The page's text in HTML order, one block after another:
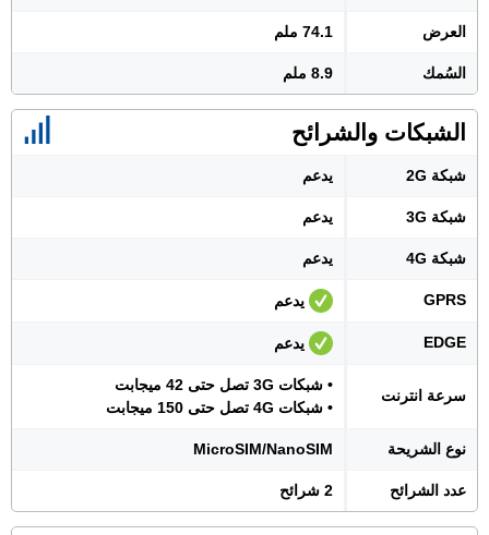
العرض 74.1 ملم
السُمك 8.9 ملم
الشبكات والشرائح
شبكة 2G يدعم
شبكة 3G يدعم
شبكة 4G يدعم
GPRS يدعم
EDGE يدعم
سرعة انترنت
• شبكات 3G تصل حتى 42 ميجابت
• شبكات 4G تصل حتى 150 ميجابت
نوع الشريحة MicroSIM/NanoSIM
عدد الشرائح 2 شرائح